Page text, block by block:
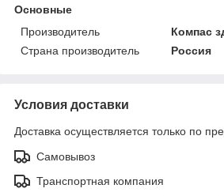
Основные
Производитель
Компас
Страна производитель
Россия
Условия доставки
Доставка осуществляется только по
Самовывоз
Транспортная компания